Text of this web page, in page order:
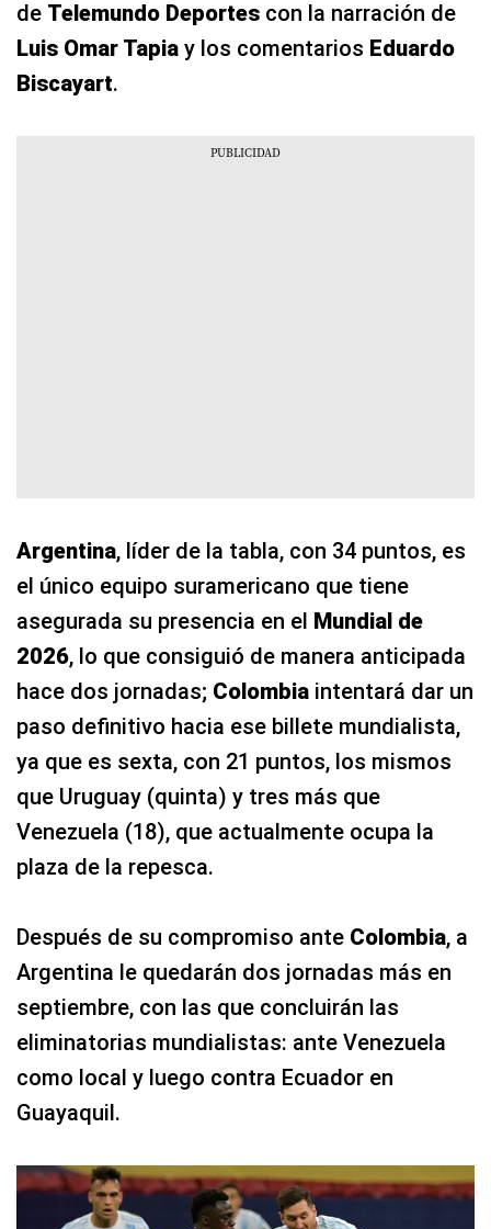
de Telemundo Deportes con la narración de
Luis Omar Tapia y los comentarios Eduardo
Biscayart.
Argentina, líder de la tabla, con 34 puntos, es
el único equipo suramericano que tiene
asegurada su presencia en el Mundial de
2026, lo que consiguió de manera anticipada
hace dos jornadas; Colombia intentará dar un
paso definitivo hacia ese billete mundialista,
ya que es sexta, con 21 puntos, los mismos
que Uruguay (quinta) y tres más que
Venezuela (18), que actualmente ocupa la
plaza de la repesca.
Después de su compromiso ante Colombia, a
Argentina le quedarán dos jornadas más en
septiembre, con las que concluirán las
eliminatorias mundialistas: ante Venezuela
como local y luego contra Ecuador en
Guayaquil.